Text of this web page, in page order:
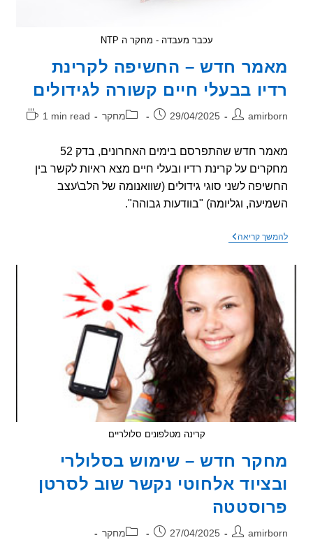
עכבר מעבדה - מחקר ה NTP
חדש – החשיפה לקרינת
בבעלי חיים קשורה לגידולים
פורסם:
29/04/2025 קטגוריה:
מחקר
זמן
1 min read
מאמר חדש שהתפרסם בימים האחרונים, בדק 52
על קרינת רדיו ובעלי חיים מצא ראיות לקשר בין
לשני סוגי גידולים (שוואנומה של הלב\עצב
וגליומה) "בוודעות גבוהה".
קריאהמאמר
החשיפה
לקרינת
רדיו
בבעלי
חיים
קשורה
לגידולים
קרינה מטלפונים סלולריים
חדש – שימוש בסלולרי
אלחוטי נקשר שוב לסרטן
פורסם:
27/04/2025 קטגוריה:
מחקר